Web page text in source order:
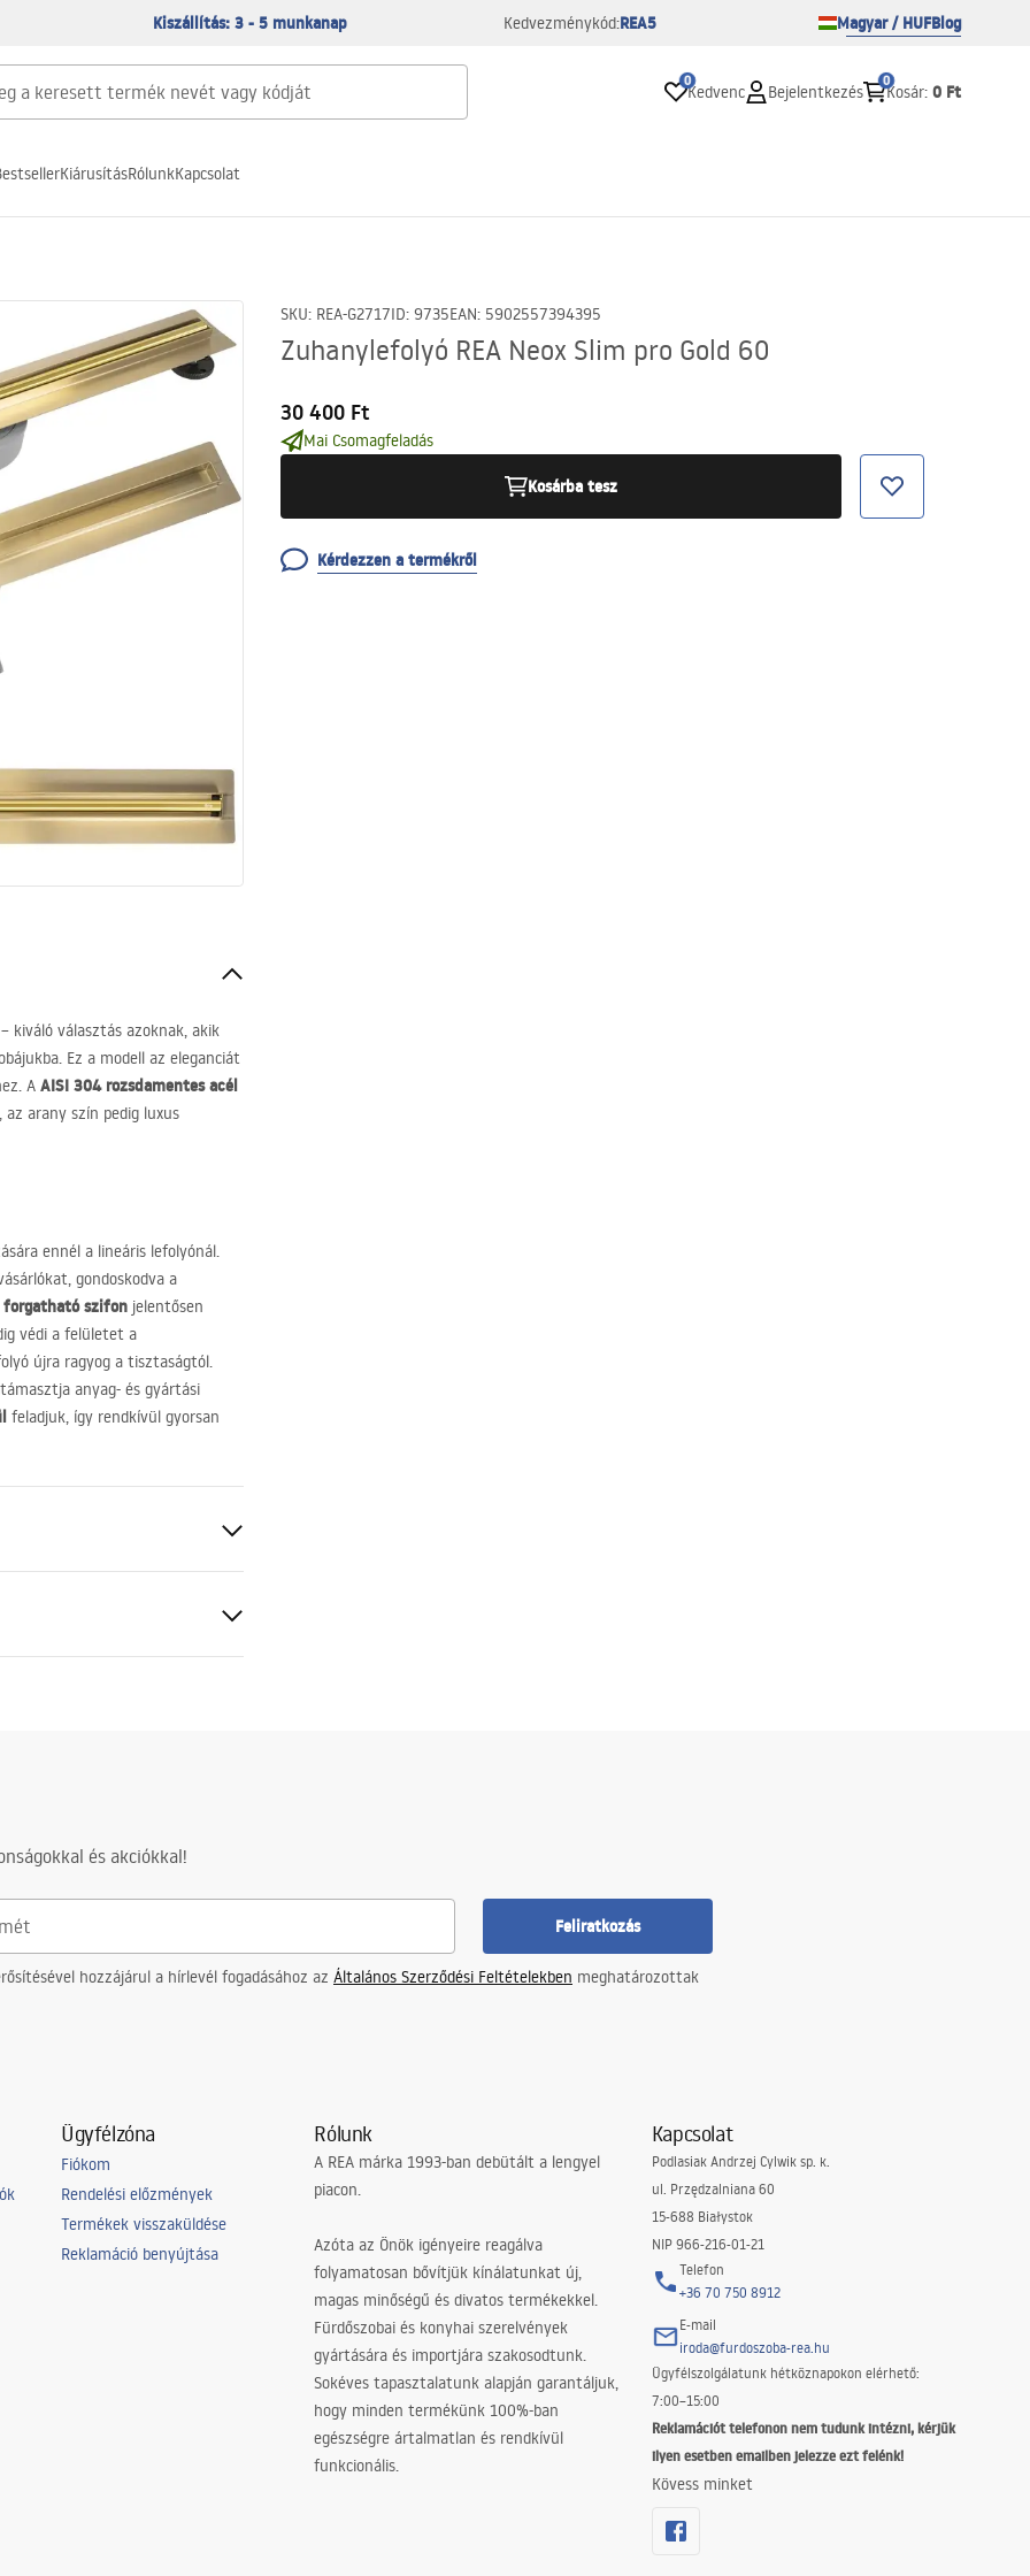
Kiszállítás: 3 - 5 munkanap Kedvezménykód:REA5 Magyar / HUFBlog
0
Kedvenc Bejelentkezés
0
Kosár: 0 Ft
KiárusításRólunkKapcsolat
SKU: REA-G2717ID: 9735EAN: 5902557394395
Zuhanylefolyó REA Neox Slim pro Gold 60
30 400 Ft
Mai Csomagfeladás
Kosárba tesz
Kérdezzen a termékről
kiváló választás azoknak, akik
Ez a modell az eleganciát
A AISI 304 rozsdamentes acél
arany szín pedig luxus
ennél a lineáris lefolyónál.
gondoskodva a
forgatható szifon jelentősen
védi a felületet a
újra ragyog a tisztaságtól.
anyag- és gyártási
feladjuk, így rendkívül gyorsan
és akciókkal!
Feliratkozás
hozzájárul a hírlevél fogadásához az Általános Szerződési Feltételekben meghatározottak
Ügyfélzóna
Fiókom
Rendelési előzmények
Termékek visszaküldése
Reklamáció benyújtása
Rólunk
A REA márka 1993-ban debütált a lengyel
piacon.
Azóta az Önök igényeire reagálva
folyamatosan bővítjük kínálatunkat új,
magas minőségű és divatos termékekkel.
Fürdőszobai és konyhai szerelvények
gyártására és importjára szakosodtunk.
Sokéves tapasztalatunk alapján garantáljuk,
hogy minden termékünk 100%-ban
egészségre ártalmatlan és rendkívül
funkcionális.
Kapcsolat
Podlasiak Andrzej Cylwik sp. k.
ul. Przędzalniana 60
15-688 Białystok
NIP 966-216-01-21
Telefon
+36 70 750 8912
E-mail
iroda@furdoszoba-rea.hu
Ügyfélszolgálatunk hétköznapokon elérhető:
7:00–15:00
Reklamációt telefonon nem tudunk intézni, kérjük
ilyen esetben emailben jelezze ezt felénk!
Kövess minket